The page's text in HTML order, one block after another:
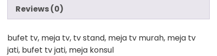
Reviews (0)
bufet tv, meja tv, tv stand, meja tv murah, meja tv
jati, bufet tv jati, meja konsul